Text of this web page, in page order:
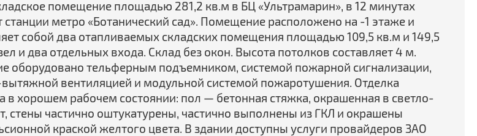
помещение площадью 281,2 кв.м в БЦ «Ультрамарин», в 12 минутах
метро «Ботанический сад». Помещение расположено на -1 этаже и
собой два отапливаемых складских помещения площадью 109,5 кв.м и 149,5
и два отдельных входа. Склад без окон. Высота потолков составляет 4 м.
оборудовано тельферным подъемником, системой пожарной сигнализации,
вентиляцией и модульной системой пожаротушения. Отделка
в хорошем рабочем состоянии: пол — бетонная стяжка, окрашенная в светло-
стены частично оштукатурены, частично выполнены из ГКЛ и окрашены
краской желтого цвета. В здании доступны услуги провайдеров ЗАО